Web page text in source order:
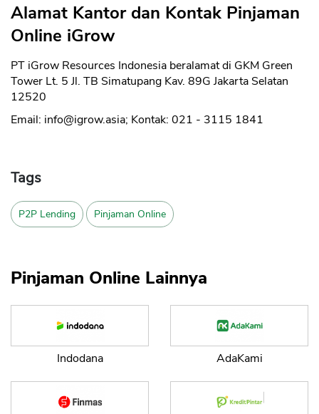
Alamat Kantor dan Kontak Pinjaman
Online iGrow
PT iGrow Resources Indonesia beralamat di GKM Green
Tower Lt. 5 Jl. TB Simatupang Kav. 89G Jakarta Selatan
12520
Email: info@igrow.asia; Kontak: 021 - 3115 1841
Tags
P2P Lending Pinjaman Online
Pinjaman Online Lainnya
Indodana AdaKami